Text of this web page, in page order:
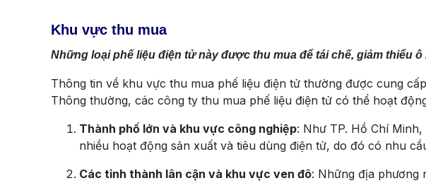
Khu vực thu mua
Những loại phế liệu điện tử này được thu mua để tái chế, giảm thiểu
Thông tin về khu vực thu mua phế liệu điện tử thường được cung
Thông thường, các công ty thu mua phế liệu điện tử có thể hoạt
Thành phố lớn và khu vực công nghiệp: Như TP. Hồ Chí
nhiều hoạt động sản xuất và tiêu dùng điện tử, do đó có nhu
Các tỉnh thành lân cận và khu vực ven đô: Những địa phương